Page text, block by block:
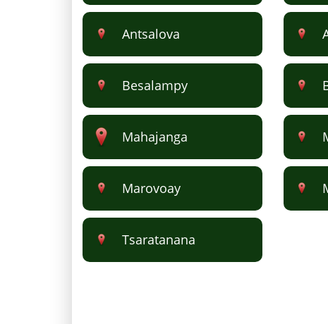
Antsalova
Besalampy
Mahajanga
Marovoay
Tsaratanana